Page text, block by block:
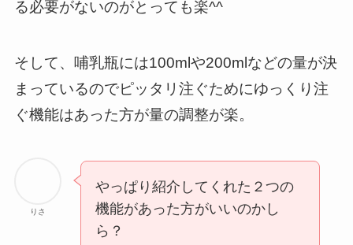
る必要がないのがとっても楽^^
そして、哺乳瓶には100mlや200mlなどの量が決
まっているのでピッタリ注ぐためにゆっくり注
ぐ機能はあった方が量の調整が楽。
りさ
やっぱり紹介してくれた２つの
機能があった方がいいのかし
ら？